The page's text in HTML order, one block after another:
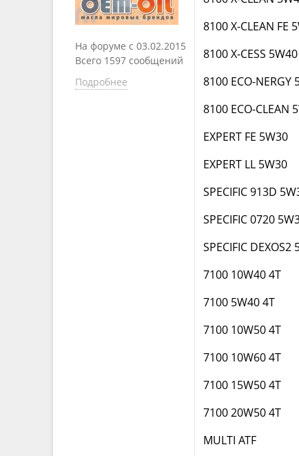
На форуме с 03.02.2015
Всего 1597 сообщений
Подробнее
8100 X-CLEAN FE
8100 X-CESS 5W40
8100 ECO-NERGY
8100 ECO-CLEAN
EXPERT FE 5W30
EXPERT LL 5W30
SPECIFIC 913D
SPECIFIC 0720
SPECIFIC DEXOS2
7100 10W40 4T
7100 5W40 4T
7100 10W50 4T
7100 10W60 4T
7100 15W50 4T
7100 20W50 4T
MULTI ATF